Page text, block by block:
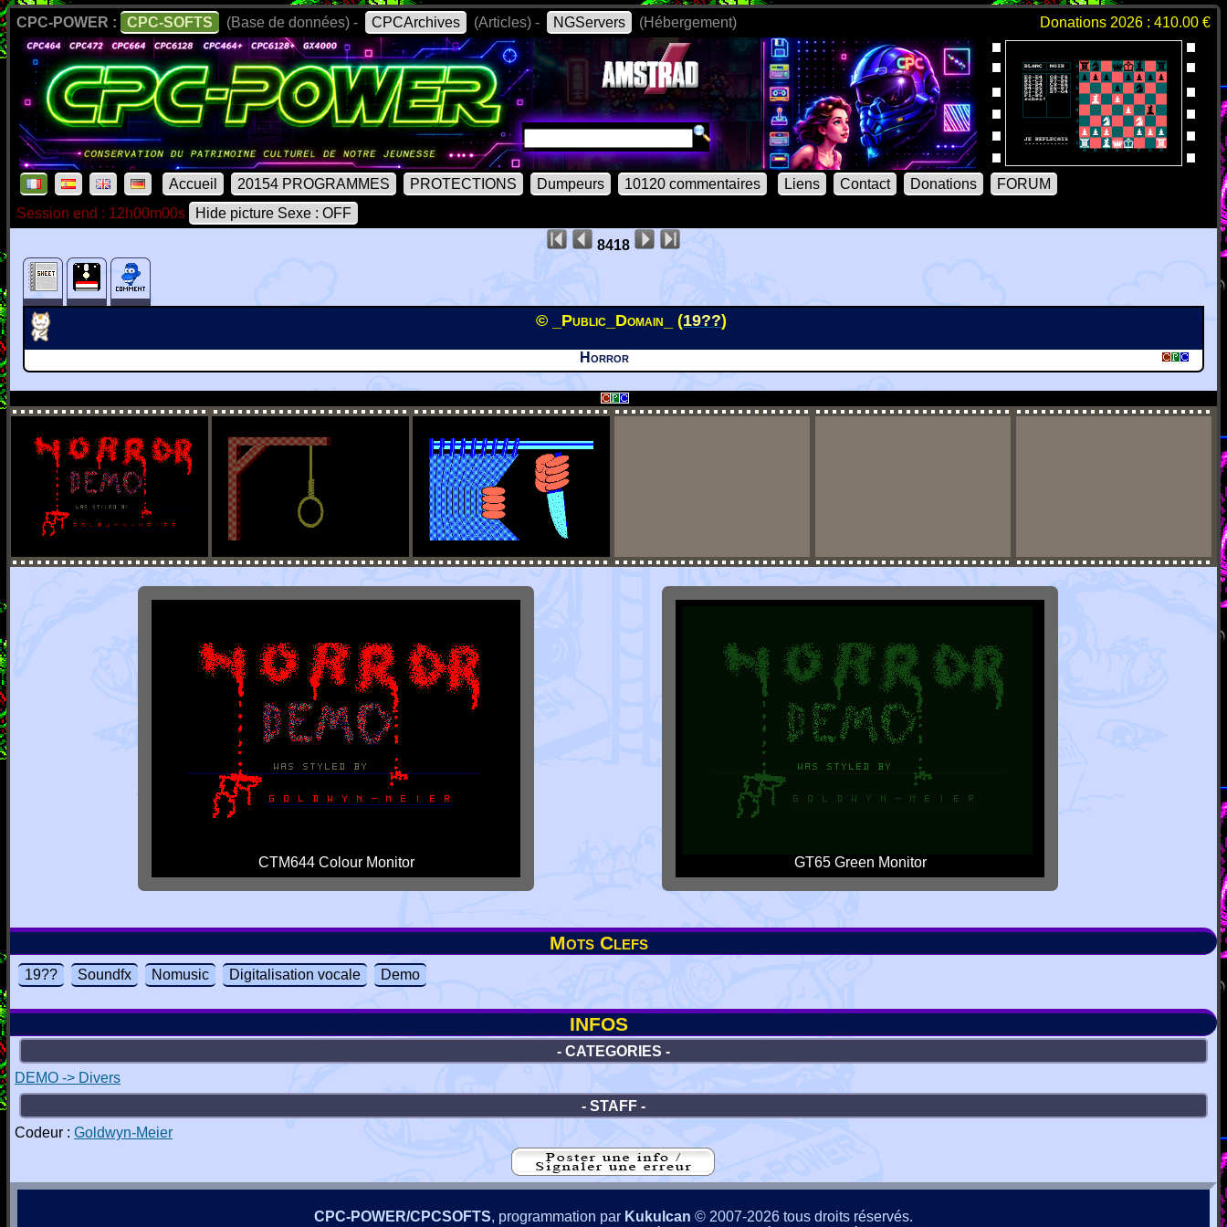
CPC-POWER : CPC-SOFTS (Base de données) - CPCArchives (Articles) - NGServers (Hébergement) Donations 2026 : 410.00 €
Accueil 20154 PROGRAMMES PROTECTIONS Dumpeurs 10120 commentaires Liens Contact Donations
FORUM
Session end : 12h00m00s
Hide picture Sexe : OFF
8418
© _Public_Domain_ (19??)
Horror
CTM644 Colour Monitor GT65 Green Monitor
Mots Clefs
19?? Soundfx Nomusic Digitalisation vocale Demo
INFOS
- CATEGORIES -
DEMO -> Divers
- STAFF -
Codeur : Goldwyn-Meier
CPC-POWER/CPCSOFTS, programmation par Kukulcan © 2007-2026 tous droits réservés.